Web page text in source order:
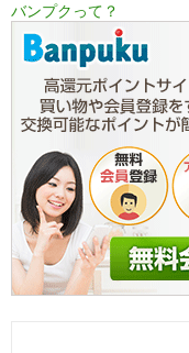
バンプクって？